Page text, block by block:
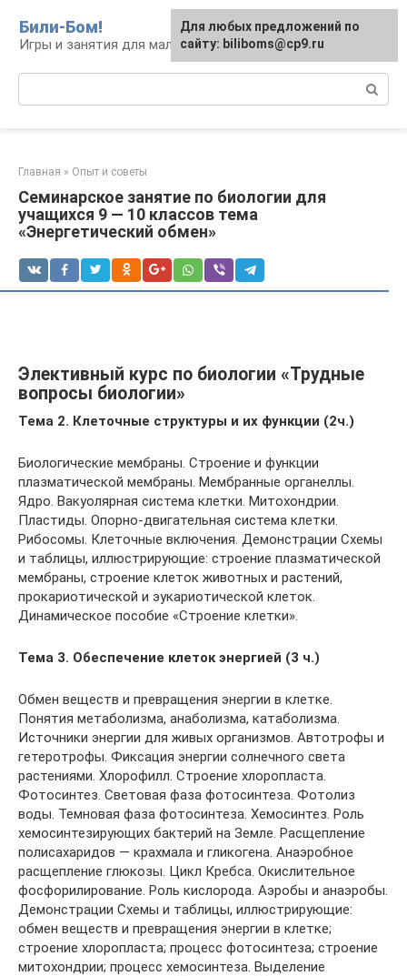
контенту
Били-Бом!
Игры и занятия для малышей и школьников
Главная » Опыт и советы
Семинарское занятие по биологии для
учащихся 9 — 10 классов тема
«Энергетический обмен»
Элективный курс по биологии «Трудные
вопросы биологии»
Тема 2. Клеточные структуры и их функции (2ч.)
Биологические мембраны. Строение и функции
плазматической мембраны. Мембранные органеллы.
Ядро. Вакуолярная система клетки. Митохондрии.
Пластиды. Опорно-двигательная система клетки.
Рибосомы. Клеточные включения. Демонстрации Схемы
и таблицы, иллюстрирующие: строение плазматической
мембраны, строение клеток животных и растений,
прокариотической и эукариотической клеток.
Динамическое пособие «Строение клетки».
Тема 3. Обеспечение клеток энергией (3 ч.)
Обмен веществ и превращения энергии в клетке.
Понятия метаболизма, анаболизма, катаболизма.
Источники энергии для живых организмов. Автотрофы и
гетеротрофы. Фиксация энергии солнечного света
растениями. Хлорофилл. Строение хлоропласта.
Фотосинтез. Световая фаза фотосинтеза. Фотолиз
воды. Темновая фаза фотосинтеза. Хемосинтез. Роль
хемосинтезирующих бактерий на Земле. Расщепление
полисахаридов — крахмала и гликогена. Анаэробное
расщепление глюкозы. Цикл Кребса. Окислительное
фосфорилирование. Роль кислорода. Аэробы и анаэробы.
Демонстрации Схемы и таблицы, иллюстрирующие:
обмен веществ и превращения энергии в клетке;
строение хлоропласта; процесс фотосинтеза; строение
митохондрии; процесс хемосинтеза. Выделение
Для любых предложений по
сайту: biliboms@cp9.ru